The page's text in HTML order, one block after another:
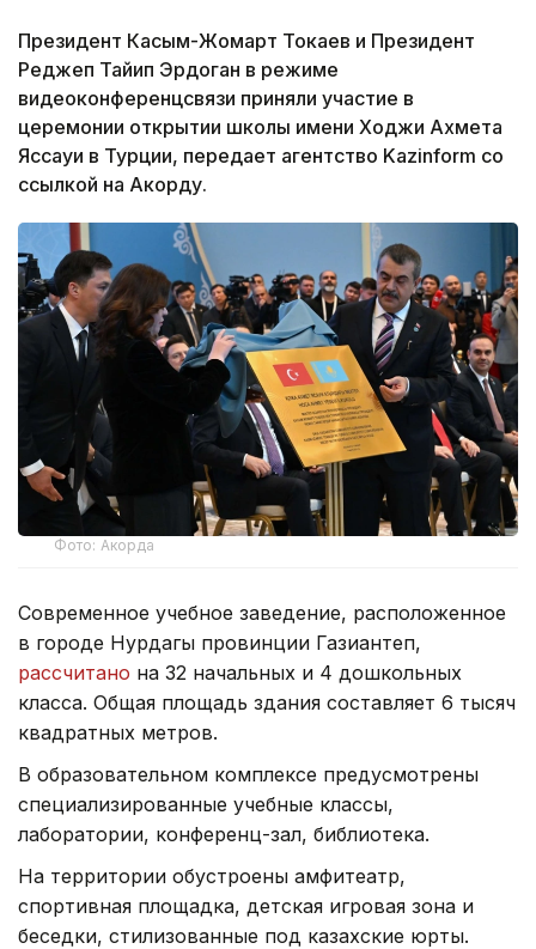
Президент Касым-Жомарт Токаев и Президент
Реджеп Тайип Эрдоган в режиме
видеоконференцсвязи приняли участие в
церемонии открытии школы имени Ходжи Ахмета
Яссауи в Турции, передает агентство Kazinform со
ссылкой на Акорду.
Фото: Акорда
Современное учебное заведение, расположенное
в городе Нурдагы провинции Газиантеп,
рассчитано на 32 начальных и 4 дошкольных
класса. Общая площадь здания составляет 6 тысяч
квадратных метров.
В образовательном комплексе предусмотрены
специализированные учебные классы,
лаборатории, конференц-зал, библиотека.
На территории обустроены амфитеатр,
спортивная площадка, детская игровая зона и
беседки, стилизованные под казахские юрты.